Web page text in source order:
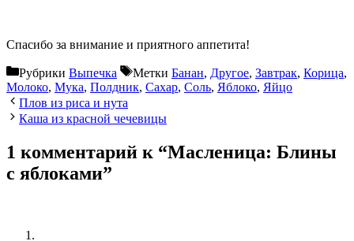
Спасибо за внимание и приятного аппетита!
Рубрики Выпечка Метки Банан, Другое, Завтрак, Корица,
Молоко, Мука, Полдник, Сахар, Соль, Яблоко, Яйцо
Плов из риса и нута
Каша из красной чечевицы
1 комментарий к “Масленица: Блины
с яблоками”